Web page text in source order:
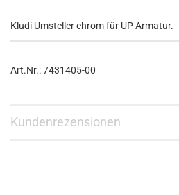
Kludi Umsteller chrom für UP Armatur.
Art.Nr.: 7431405-00
Kundenrezensionen